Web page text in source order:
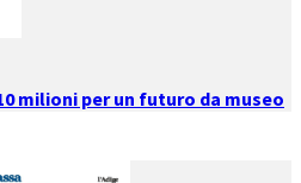
milioni per un futuro da museo